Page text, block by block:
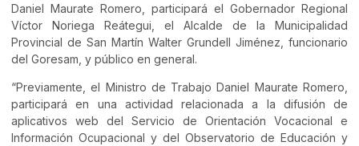
Daniel Maurate Romero, participará el Gobernador Regional
Víctor Noriega Reátegui, el Alcalde de la Municipalidad
Provincial de San Martín Walter Grundell Jiménez, funcionario
del Goresam, y público en general.
“Previamente, el Ministro de Trabajo Daniel Maurate Romero,
participará en una actividad relacionada a la difusión de
aplicativos web del Servicio de Orientación Vocacional e
Información Ocupacional y del Observatorio de Educación y